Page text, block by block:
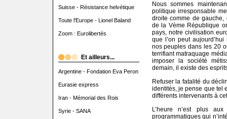
Suisse - Résistance helvétique
Toute l'Europe - Lionel Baland
Zoom : Eurolibertés
Et ailleurs...
Argentine - Fondation Eva Peron
Eurasie express
Iran - Mémorial des Rois
Syrie - SANA
Nous sommes
politique irresponsable
droite comme de gauche,
de la Vème République
pays, notre civilisation
que l’on peut
nos peuples dans les 20
terrifiant matraquage
imposer la société
demain, il existe des
Refuser la fatalité du
identités, je pense que tel
différents intervenants à
L’heure n’est plus
programmatiques qui